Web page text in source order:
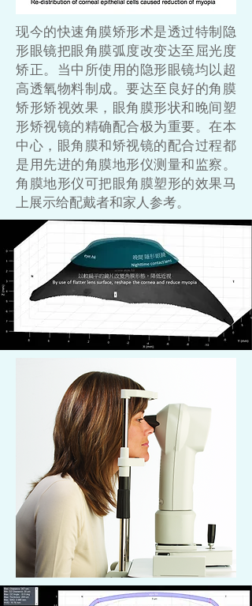
现今的快速角膜矫形术是透过特制隐
形眼镜把眼角膜弧度改变达至屈光度
矫正。当中所使用的隐形眼镜均以超
高透氧物料制成。要达至良好的角膜
矫形矫视效果，眼角膜形状和晚间塑
形矫视镜的精确配合极为重要。在本
中心，眼角膜和矫视镜的配合过程都
是用先进的角膜地形仪测量和监察。
角膜地形仪可把眼角膜塑形的效果马
上展示给配戴者和家人参考。